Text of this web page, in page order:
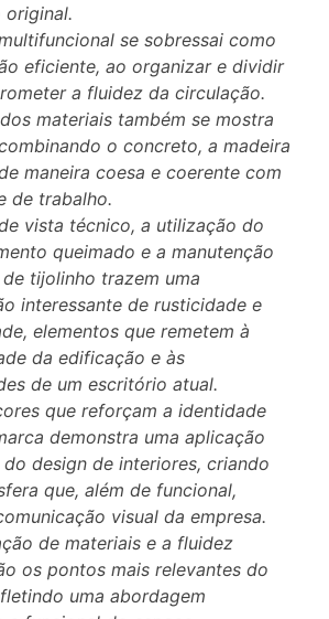
original.
se sobressai como
eficiente, ao organizar e dividir
a fluidez da circulação.
materiais também se mostra
o concreto, a madeira
maneira coesa e coerente com
de trabalho.
vista técnico, a utilização do
queimado e a manutenção
tijolinho trazem uma
interessante de rusticidade e
elementos que remetem à
da edificação e às
de um escritório atual.
que reforçam a identidade
demonstra uma aplicação
design de interiores, criando
que, além de funcional,
visual da empresa.
de materiais e a fluidez
os pontos mais relevantes do
uma abordagem